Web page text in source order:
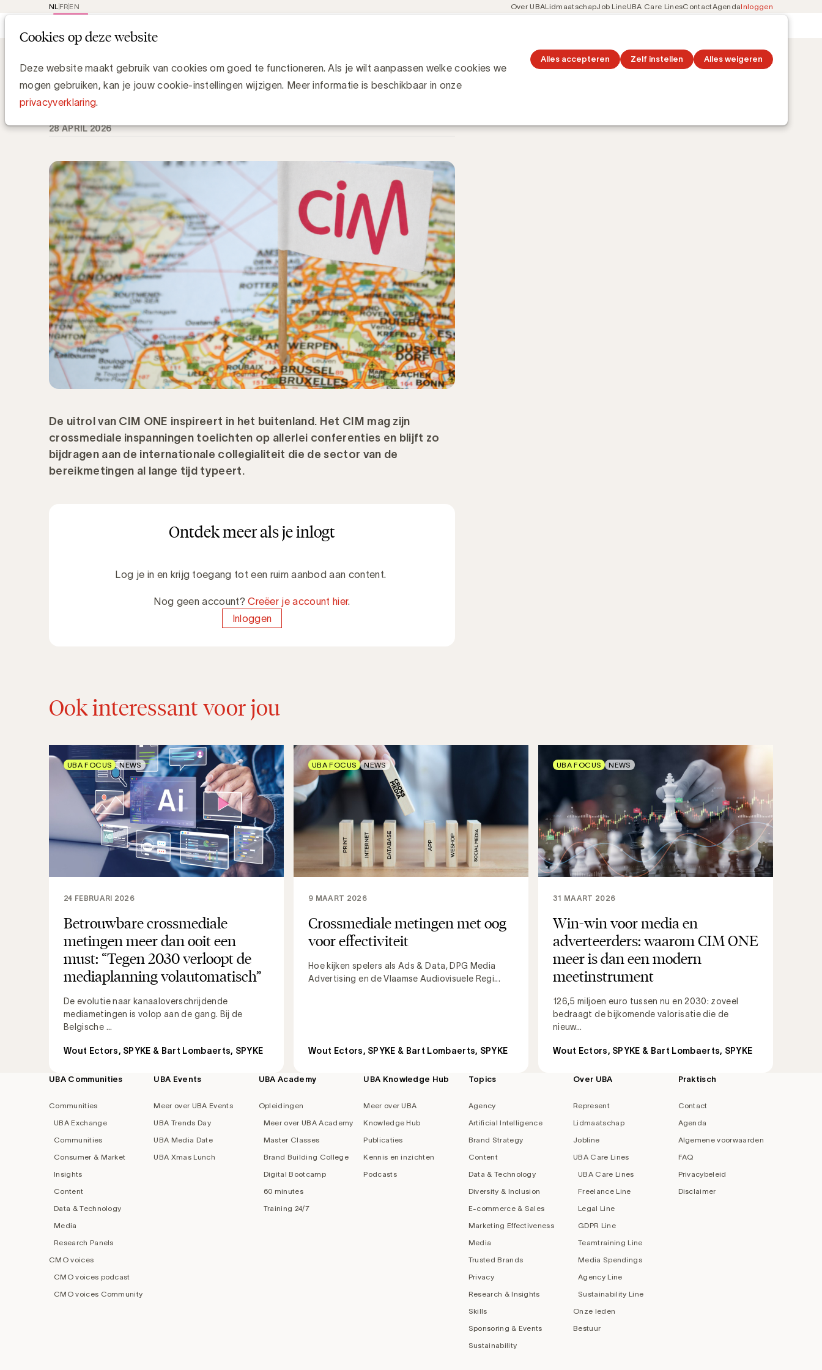
Cookies op deze website
Deze website maakt gebruik van cookies om goed te functioneren. Als je wilt aanpassen welke cookies we
mogen gebruiken, kan je jouw cookie-instellingen wijzigen. Meer informatie is beschikbaar in onze
privacyverklaring.
Alles accepteren Zelf instellen Alles weigeren
EN
FR
NL
Meta
Over UBALidmaatschapJob LineUBA Care LinesContactAgendaInloggen
Hoe het CIM uitgroeide tot thought leader op het wereldtoneel
Wout Ectors, SPYKE & Bart Lombaerts, SPYKE
28 APRIL 2026
De uitrol van CIM ONE inspireert in het buitenland. Het CIM mag zijn
crossmediale inspanningen toelichten op allerlei conferenties en blijft zo
bijdragen aan de internationale collegialiteit die de sector van de
bereikmetingen al lange tijd typeert.
Ontdek meer als je inlogt
Log je in en krijg toegang tot een ruim aanbod aan content.
Nog geen account?Creëer je account hier.
Inloggen
Ook interessant voor jou
Betrouwbare crossmediale
metingen meer dan ooit een
must: “Tegen 2030 verloopt de
mediaplanning volautomatisch”
De evolutie naar kanaaloverschrijdende
mediametingen is volop aan de gang. Bij de
Belgische ...
24 FEBRUARI 2026
Wout Ectors, SPYKE & Bart Lombaerts, SPYKE
UBA FOCUS NEWS
Crossmediale metingen met oog
voor effectiviteit
Hoe kijken spelers als Ads & Data, DPG Media
Advertising en de Vlaamse Audiovisuele Regi...
9 MAART 2026
Wout Ectors, SPYKE & Bart Lombaerts, SPYKE
UBA FOCUS NEWS
Win-win voor media en
adverteerders: waarom CIM ONE
meer is dan een modern
meetinstrument
126,5 miljoen euro tussen nu en 2030: zoveel
bedraagt de bijkomende valorisatie die de
nieuw...
31 MAART 2026
Wout Ectors, SPYKE & Bart Lombaerts, SPYKE
UBA FOCUS NEWS
Footer
UBA Communities
Communities
UBA Exchange
Communities
Consumer & Market
Insights
Content
Data & Technology
Media
Research Panels
CMO voices
CMO voices podcast
CMO voices Community
UBA Events
Meer over UBA Events
UBA Trends Day
UBA Media Date
UBA Xmas Lunch
UBA Academy
Opleidingen
Meer over UBA Academy
Master Classes
Brand Building College
Digital Bootcamp
60 minutes
Training 24/7
UBA Knowledge Hub
Meer over UBA
Knowledge Hub
Publicaties
Kennis en inzichten
Podcasts
Topics
Agency
Artificial Intelligence
Brand Strategy
Content
Data & Technology
Diversity & Inclusion
E-commerce & Sales
Marketing Effectiveness
Media
Trusted Brands
Privacy
Research & Insights
Skills
Sponsoring & Events
Sustainability
Over UBA
Represent
Lidmaatschap
Jobline
UBA Care Lines
UBA Care Lines
Freelance Line
Legal Line
GDPR Line
Teamtraining Line
Media Spendings
Agency Line
Sustainability Line
Onze leden
Bestuur
Praktisch
Contact
Agenda
Algemene voorwaarden
FAQ
Privacybeleid
Disclaimer